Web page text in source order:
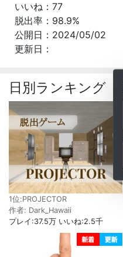
いいね：77
脱出率：98.9%
公開日：2024/05/02
更新日：
日別ランキング
1位:PROJECTOR
作者: Dark_Hawaii
プレイ:37.5万 いいね:2.5千